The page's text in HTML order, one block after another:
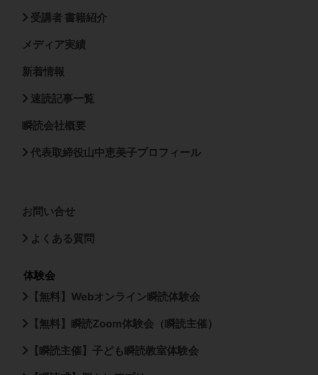
受講者 書籍紹介
メディア実績
新着情報
速読記事一覧
瞬読会社概要
代表取締役山中恵美子プロフィール
お問い合せ
よくある質問
体験会
【無料】Webオンライン瞬読体験会
【無料】瞬読Zoom体験会（瞬読主催）
【瞬読主催】子ども瞬読教室体験会